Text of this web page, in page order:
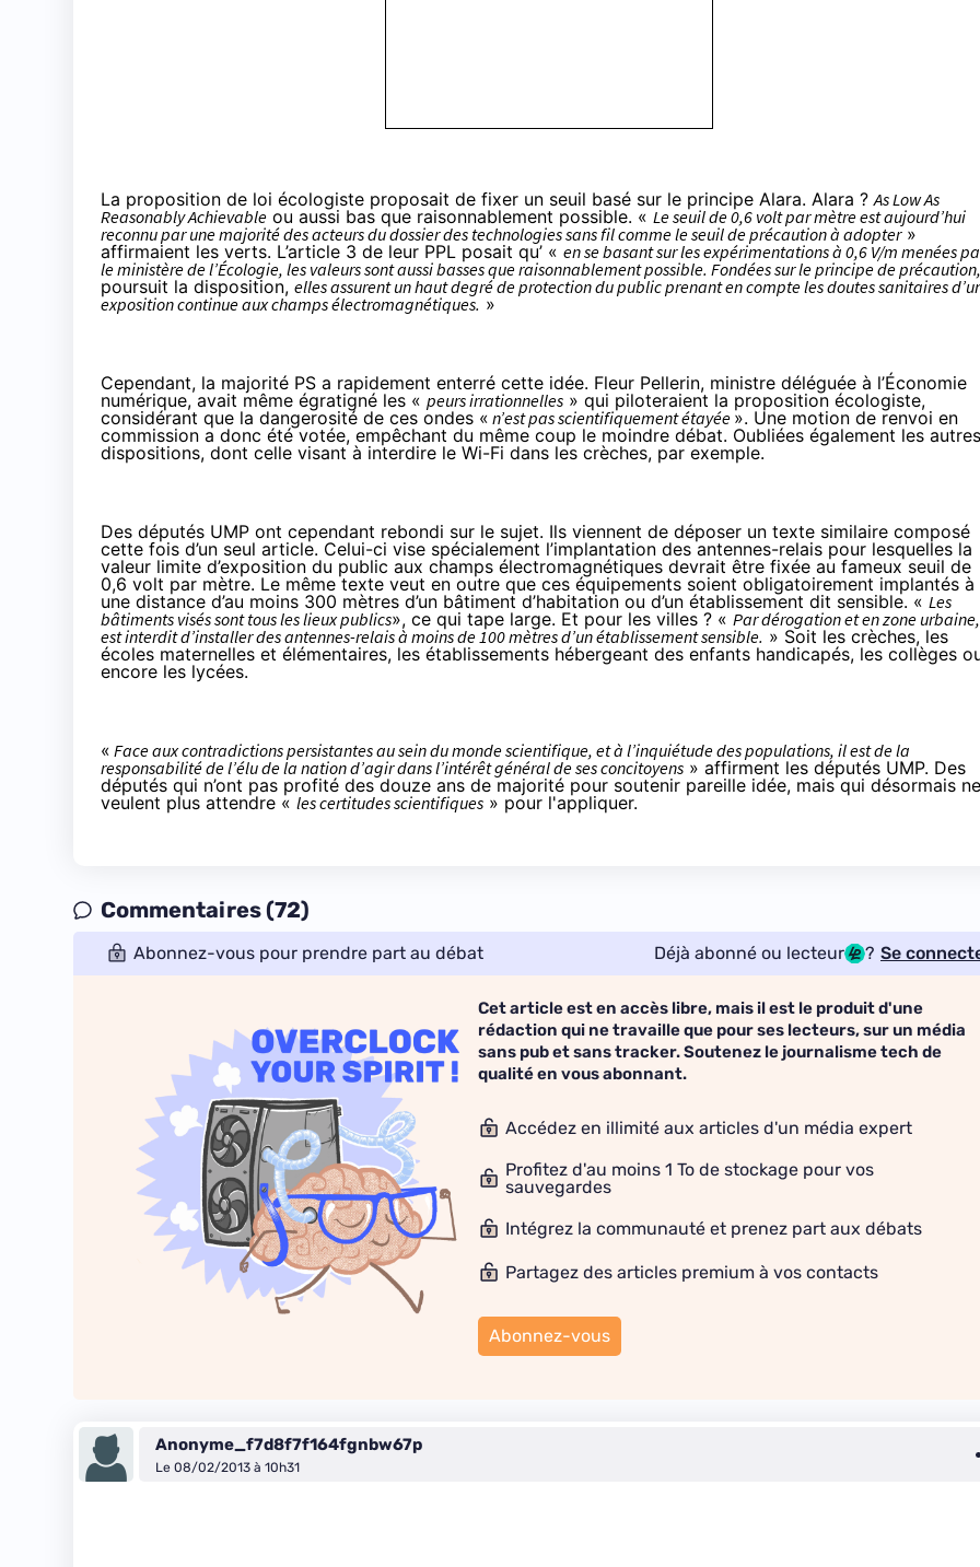
La proposition de loi écologiste proposait de fixer un seuil basé sur le principe Alara. Alara ?As Low As
Reasonably Achievable ou aussi bas que raisonnablement possible. « Le seuil de 0,6 volt par mètre est aujourd’hui
reconnu par une majorité des acteurs du dossier des technologies sans fil comme le seuil de précaution à adopter»
affirmaient les verts. L’article 3 de leur PPL posait qu’ « en se basant sur les expérimentations à 0,6 V/m menées
le ministère de l’Écologie, les valeurs sont aussi basses que raisonnablement possible. Fondées sur le principe de précaution,
poursuit la disposition, elles assurent un haut degré de protection du public prenant en compte les doutes sanitaires
exposition continue aux champs électromagnétiques. »
Cependant, la majorité PS a rapidement enterré cette idée. Fleur Pellerin, ministre déléguée à l’Économie
numérique, avait même égratigné les « peurs irrationnelles » qui piloteraient la proposition écologiste,
considérant que la dangerosité de ces ondes « n’est pas scientifiquement étayée ». Une motion de renvoi en
commission a donc été votée, empêchant du même coup le moindre débat. Oubliées également les autres
dispositions, dont celle visant à interdire le Wi-Fi dans les crèches, par exemple.
Des députés UMP ont cependant rebondi sur le sujet. Ils viennent de déposer un texte similaire composé
cette fois d’un seul article. Celui-ci vise spécialement l’implantation des antennes-relais pour lesquelles la
valeur limite d’exposition du public aux champs électromagnétiques devrait être fixée au fameux seuil de
0,6 volt par mètre. Le même texte veut en outre que ces équipements soient obligatoirement implantés à
une distance d’au moins 300 mètres d’un bâtiment d’habitation ou d’un établissement dit sensible. « Les
bâtiments visés sont tous les lieux publics», ce qui tape large. Et pour les villes ? « Par dérogation et en zone
est interdit d’installer des antennes-relais à moins de 100 mètres d’un établissement sensible. » Soit les crèches, les
écoles maternelles et élémentaires, les établissements hébergeant des enfants handicapés, les collèges
encore les lycées.
« Face aux contradictions persistantes au sein du monde scientifique, et à l’inquiétude des populations, il est de la
responsabilité de l’élu de la nation d’agir dans l’intérêt général de ses concitoyens » affirment les députés UMP. Des
députés qui n’ont pas profité des douze ans de majorité pour soutenir pareille idée, mais qui désormais ne
veulent plus attendre « les certitudes scientifiques » pour l'appliquer.
Commentaires (72)
Abonnez-vous pour prendre part au débat Déjà abonné ou lecteur ? Se
Cet article est en accès libre, mais il est le produit d'une
rédaction qui ne travaille que pour ses lecteurs, sur un média
sans pub et sans tracker. Soutenez le journalisme tech de
qualité en vous abonnant.
Accédez en illimité aux articles d'un média expert
Profitez d'au moins 1 To de stockage pour vos
sauvegardes
Intégrez la communauté et prenez part aux débats
Partagez des articles premium à vos contacts
Abonnez-vous
Anonyme_f7d8f7f164fgnbw67p
Le 08/02/2013 à 10h31